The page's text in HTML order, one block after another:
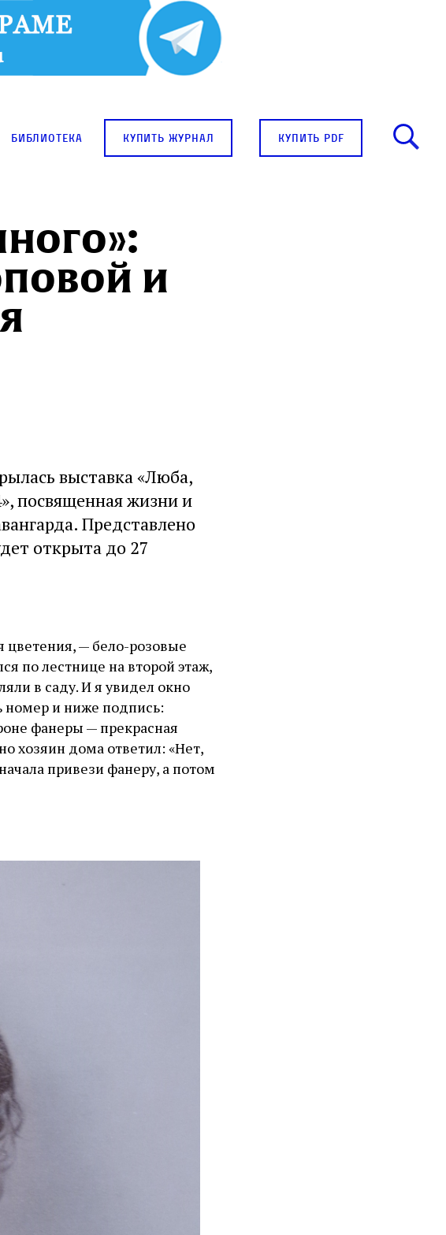
Библиотека купить журнал купить pdf
и
выставка «Люба,
посвященная жизни и
Представлено
открыта до 27
цветения, — бело-розовые
по лестнице на второй этаж,
в саду. И я увидел окно
номер и ниже подпись:
фанеры — прекрасная
хозяин дома ответил: «Нет,
привези фанеру, а потом